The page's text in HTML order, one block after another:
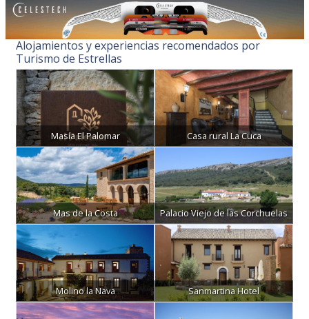
Alojamientos y experiencias recomendados por
Turismo de Estrellas
Masía El Palomar Casa rural La Cuca
Mas de la Costa Palacio Viejo de las Corchuelas
Molino la Nava Sanmartina Hotel